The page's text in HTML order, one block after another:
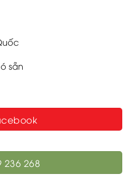
sẵn
236 268